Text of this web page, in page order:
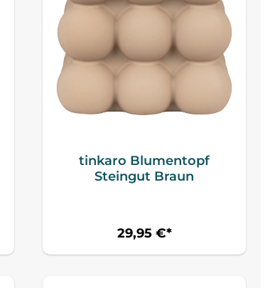
tinkaro Blumentopf
Steingut Braun
29,95 €*